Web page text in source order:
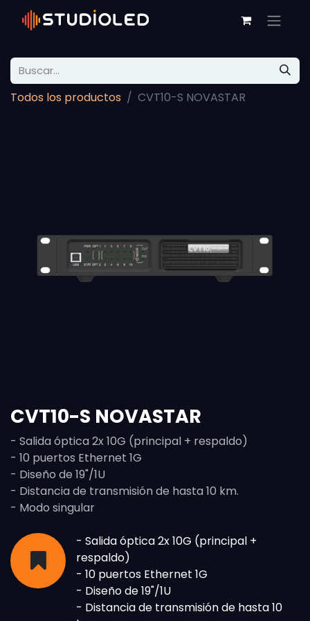
Todos los productos CVT10-S NOVASTAR
CVT10-S NOVASTAR
- Salida óptica 2x 10G (principal + respaldo)
- 10 puertos Ethernet 1G
- Diseño de 19"/1U
- Distancia de transmisión de hasta 10 km.
- Modo singular
- Salida óptica 2x 10G (principal +
respaldo)
- 10 puertos Ethernet 1G
- Diseño de 19"/1U
- Distancia de transmisión de hasta 10